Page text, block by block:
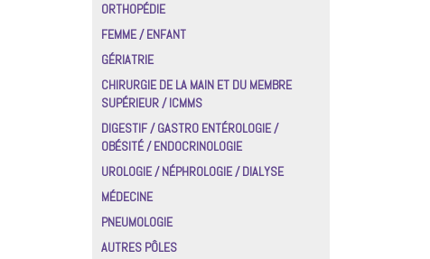
ORTHOPÉDIE
FEMME / ENFANT
GÉRIATRIE
CHIRURGIE DE LA MAIN ET DU MEMBRE
SUPÉRIEUR / ICMMS
DIGESTIF / GASTRO ENTÉROLOGIE /
OBÉSITÉ / ENDOCRINOLOGIE
UROLOGIE / NÉPHROLOGIE / DIALYSE
MÉDECINE
PNEUMOLOGIE
AUTRES PÔLES